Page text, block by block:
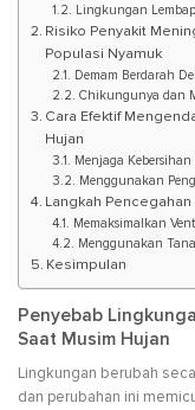
Lingkungan
Risiko Penyakit
Populasi Nyamuk
Demam Berdarah
Chikungunya dan
Cara Efektif
Hujan
Menjaga
Menggunakan
Langkah
Memaksimalkan
Menggunakan
Kesimpulan
Penyebab
Saat Musim Hujan
Lingkungan berubah
dan perubahan ini